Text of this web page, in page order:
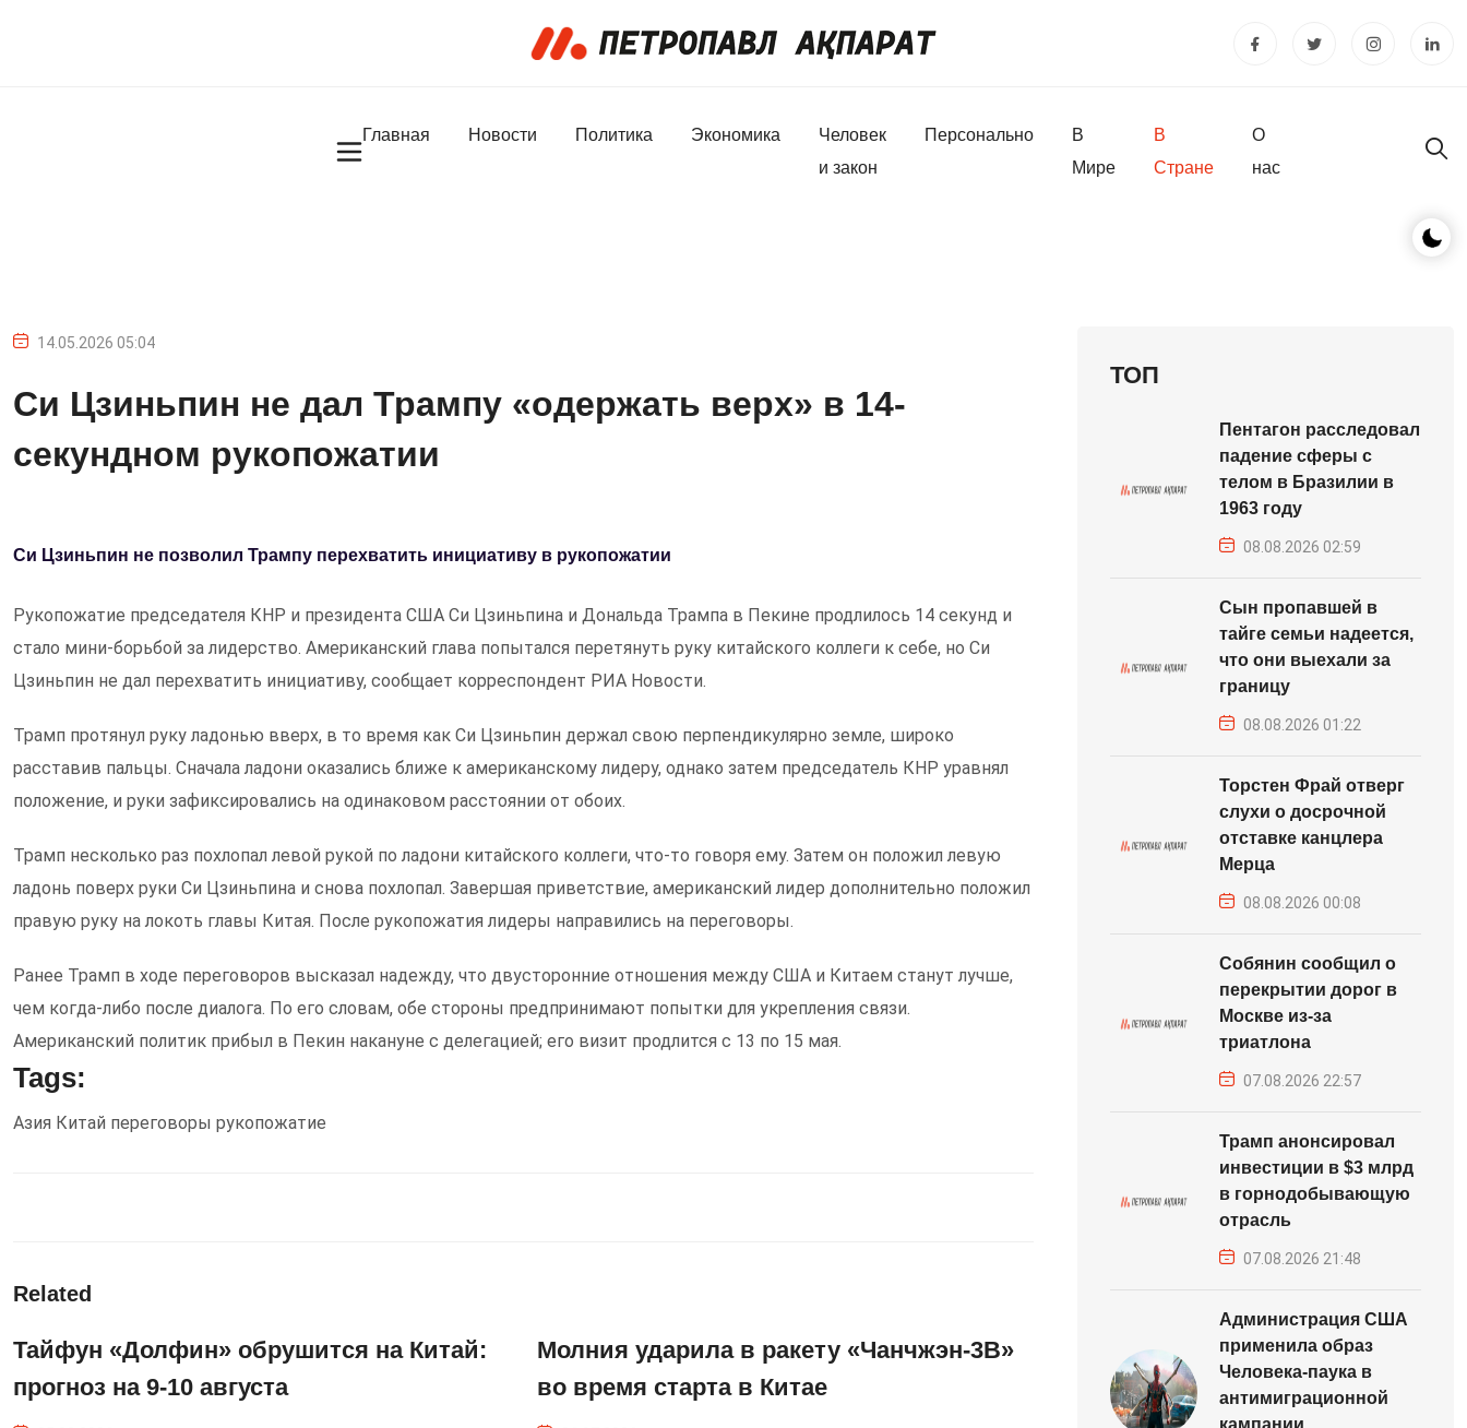
Главная Новости Политика Экономика
Человек
и закон
Персонально
В
Мире
В
Стране
О
нас
14.05.2026 05:04
Си Цзиньпин не дал Трампу «одержать верх» в 14-
секундном рукопожатии
Си Цзиньпин не позволил Трампу перехватить инициативу в рукопожатии
Рукопожатие председателя КНР и президента США Си Цзиньпина и Дональда Трампа в Пекине продлилось 14 секунд и
стало мини-борьбой за лидерство. Американский глава попытался перетянуть руку китайского коллеги к себе, но Си
Цзиньпин не дал перехватить инициативу, сообщает корреспондент РИА Новости.
Трамп протянул руку ладонью вверх, в то время как Си Цзиньпин держал свою перпендикулярно земле, широко
расставив пальцы. Сначала ладони оказались ближе к американскому лидеру, однако затем председатель КНР уравнял
положение, и руки зафиксировались на одинаковом расстоянии от обоих.
Трамп несколько раз похлопал левой рукой по ладони китайского коллеги, что-то говоря ему. Затем он положил левую
ладонь поверх руки Си Цзиньпина и снова похлопал. Завершая приветствие, американский лидер дополнительно положил
правую руку на локоть главы Китая. После рукопожатия лидеры направились на переговоры.
Ранее Трамп в ходе переговоров высказал надежду, что двусторонние отношения между США и Китаем станут лучше,
чем когда-либо после диалога. По его словам, обе стороны предпринимают попытки для укрепления связи.
Американский политик прибыл в Пекин накануне с делегацией; его визит продлится с 13 по 15 мая.
Tags:
Азия Китай переговоры рукопожатие
Related
Тайфун «Долфин» обрушится на Китай:
прогноз на 9-10 августа
Молния ударила в ракету «Чанчжэн-3B»
во время старта в Китае
ТОП
Пентагон расследовал
падение сферы с
телом в Бразилии в
1963 году
08.08.2026 02:59
Сын пропавшей в
тайге семьи надеется,
что они выехали за
границу
08.08.2026 01:22
Торстен Фрай отверг
слухи о досрочной
отставке канцлера
Мерца
08.08.2026 00:08
Собянин сообщил о
перекрытии дорог в
Москве из-за
триатлона
07.08.2026 22:57
Трамп анонсировал
инвестиции в $3 млрд
в горнодобывающую
отрасль
07.08.2026 21:48
Администрация США
применила образ
Человека-паука в
антимиграционной
кампании